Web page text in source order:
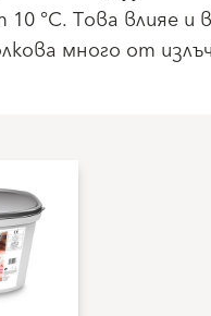
°C. Това влияе и
много от